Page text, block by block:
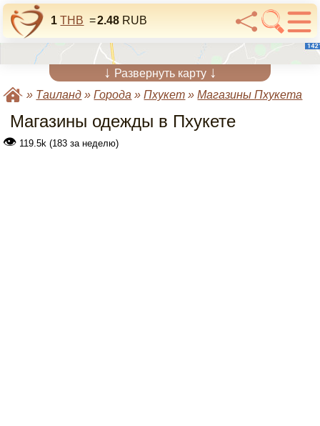
1 THB =2.48 RUB
↓ Развернуть карту ↓
» Таиланд »Города »Пхукет »Магазины Пхукета
Магазины одежды в Пхукете
👁 119.5k (183 за неделю)